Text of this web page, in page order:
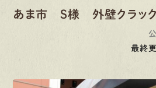
あま市 S様 外壁クラッ
最終